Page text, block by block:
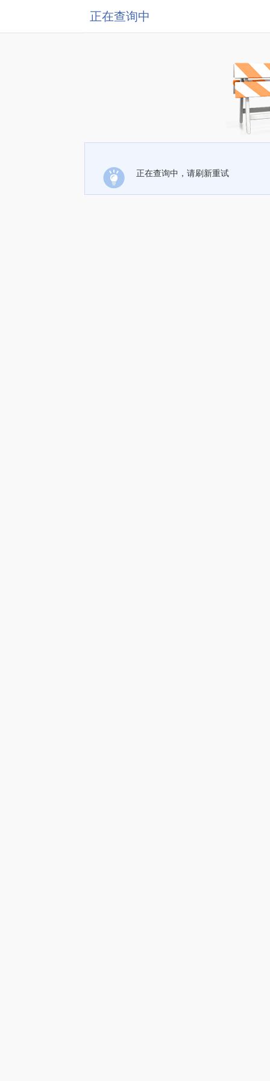
正在查询中
正在查询中，请刷新重试